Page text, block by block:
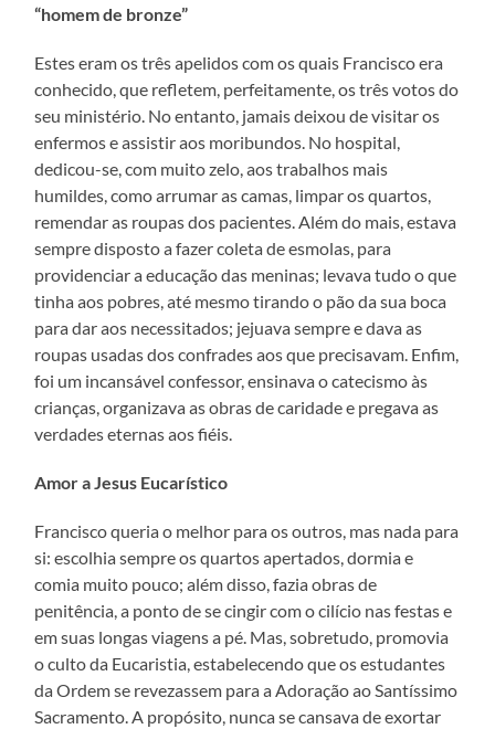
“homem de bronze”
Estes eram os três apelidos com os quais Francisco era
conhecido, que refletem, perfeitamente, os três votos do
seu ministério. No entanto, jamais deixou de visitar os
enfermos e assistir aos moribundos. No hospital,
dedicou-se, com muito zelo, aos trabalhos mais
humildes, como arrumar as camas, limpar os quartos,
remendar as roupas dos pacientes. Além do mais, estava
sempre disposto a fazer coleta de esmolas, para
providenciar a educação das meninas; levava tudo o que
tinha aos pobres, até mesmo tirando o pão da sua boca
para dar aos necessitados; jejuava sempre e dava as
roupas usadas dos confrades aos que precisavam. Enfim,
foi um incansável confessor, ensinava o catecismo às
crianças, organizava as obras de caridade e pregava as
verdades eternas aos fiéis.
Amor a Jesus Eucarístico
Francisco queria o melhor para os outros, mas nada para
si: escolhia sempre os quartos apertados, dormia e
comia muito pouco; além disso, fazia obras de
penitência, a ponto de se cingir com o cilício nas festas e
em suas longas viagens a pé. Mas, sobretudo, promovia
o culto da Eucaristia, estabelecendo que os estudantes
da Ordem se revezassem para a Adoração ao Santíssimo
Sacramento. A propósito, nunca se cansava de exortar